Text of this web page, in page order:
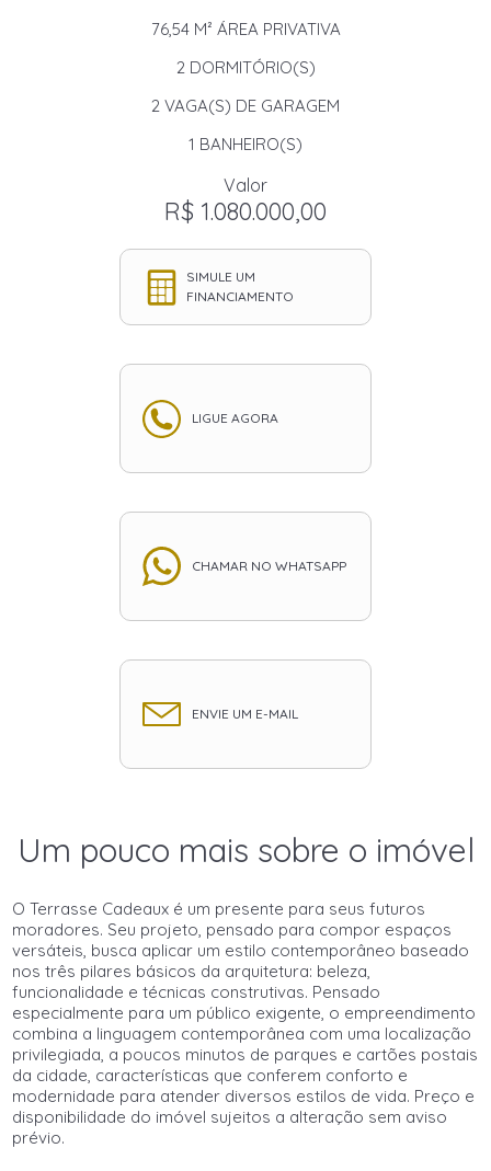
76,54 M² ÁREA PRIVATIVA
2DORMITÓRIO(S)
2 VAGA(S) DE GARAGEM
1 BANHEIRO(S)
Valor
R$ 1.080.000,00
SIMULE UM
FINANCIAMENTO
LIGUE AGORA
CHAMAR NO WHATSAPP
ENVIE UM E-MAIL
Um pouco mais sobre o imóvel
O Terrasse Cadeaux é um presente para seus futuros
moradores. Seu projeto, pensado para compor espaços
versáteis, busca aplicar um estilo contemporâneo baseado
nos três pilares básicos da arquitetura: beleza,
funcionalidade e técnicas construtivas. Pensado
especialmente para um público exigente, o empreendimento
combina a linguagem contemporânea com uma localização
privilegiada, a poucos minutos de parques e cartões postais
da cidade, características que conferem conforto e
modernidade para atender diversos estilos de vida. Preço e
disponibilidade do imóvel sujeitos a alteração sem aviso
prévio.